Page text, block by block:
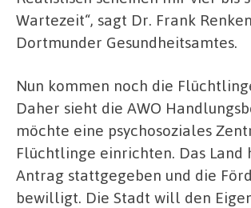
Wartezeit“, sagt Dr. Frank
Dortmunder Gesundheitsamtes.
Nun kommen noch die
Daher sieht die AWO
möchte eine psychosoziales
Flüchtlinge einrichten. Das Land
Antrag stattgegeben und die
bewilligt. Die Stadt will den